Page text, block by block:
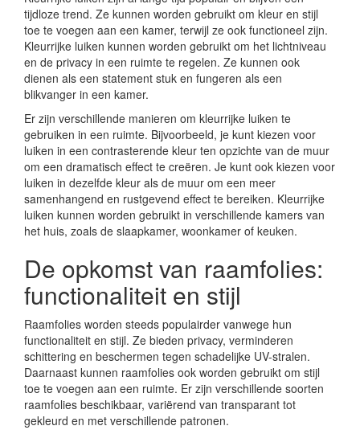
tijdloze trend. Ze kunnen worden gebruikt om kleur en stijl
toe te voegen aan een kamer, terwijl ze ook functioneel zijn.
Kleurrijke luiken kunnen worden gebruikt om het lichtniveau
en de privacy in een ruimte te regelen. Ze kunnen ook
dienen als een statement stuk en fungeren als een
blikvanger in een kamer.
Er zijn verschillende manieren om kleurrijke luiken te
gebruiken in een ruimte. Bijvoorbeeld, je kunt kiezen voor
luiken in een contrasterende kleur ten opzichte van de muur
om een dramatisch effect te creëren. Je kunt ook kiezen voor
luiken in dezelfde kleur als de muur om een meer
samenhangend en rustgevend effect te bereiken. Kleurrijke
luiken kunnen worden gebruikt in verschillende kamers van
het huis, zoals de slaapkamer, woonkamer of keuken.
De opkomst van raamfolies:
functionaliteit en stijl
Raamfolies worden steeds populairder vanwege hun
functionaliteit en stijl. Ze bieden privacy, verminderen
schittering en beschermen tegen schadelijke UV-stralen.
Daarnaast kunnen raamfolies ook worden gebruikt om stijl
toe te voegen aan een ruimte. Er zijn verschillende soorten
raamfolies beschikbaar, variërend van transparant tot
gekleurd en met verschillende patronen.